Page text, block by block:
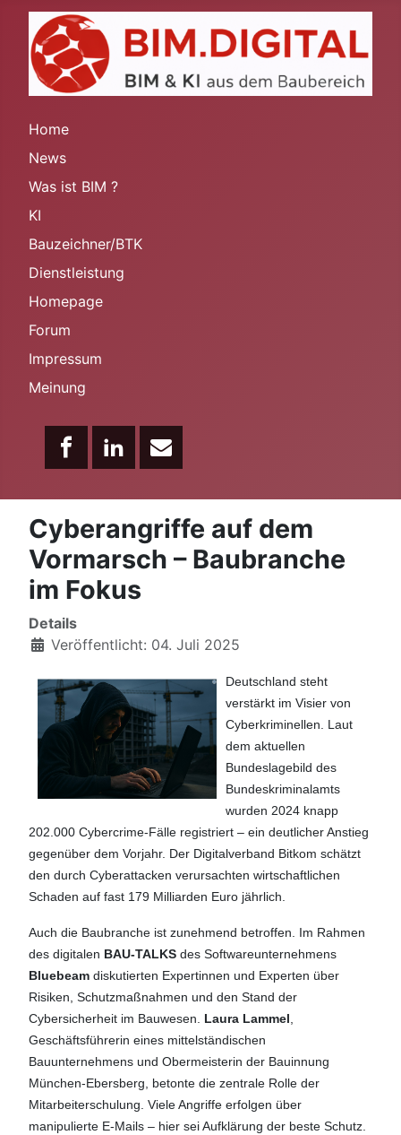
Home
News
Was ist BIM ?
KI
Bauzeichner/BTK
Dienstleistung
Homepage
Forum
Impressum
Meinung
Cyberangriffe auf dem
Vormarsch – Baubranche
im Fokus
Details
Veröffentlicht: 04. Juli 2025
Deutschland steht
verstärkt im Visier von
Cyberkriminellen. Laut
dem aktuellen
Bundeslagebild des
Bundeskriminalamts
wurden 2024 knapp
202.000 Cybercrime-Fälle registriert – ein deutlicher Anstieg
gegenüber dem Vorjahr. Der Digitalverband Bitkom schätzt
den durch Cyberattacken verursachten wirtschaftlichen
Schaden auf fast 179 Milliarden Euro jährlich.
Auch die Baubranche ist zunehmend betroffen. Im Rahmen
des digitalen BAU-TALKS des Softwareunternehmens
Bluebeam diskutierten Expertinnen und Experten über
Risiken, Schutzmaßnahmen und den Stand der
Cybersicherheit im Bauwesen. Laura Lammel
Geschäftsführerin eines mittelständischen
Bauunternehmens und Obermeisterin der Bauinnung
München-Ebersberg, betonte die zentrale Rolle der
Mitarbeiterschulung. Viele Angriffe erfolgen über
manipulierte E-Mails – hier sei Aufklärung der beste Schutz.